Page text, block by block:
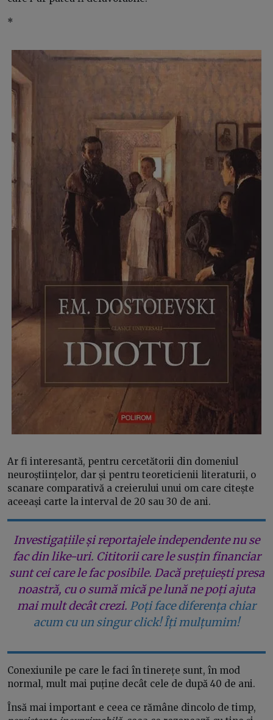
*
Ar fi interesantă, pentru cercetătorii din domeniul
neuroștiințelor, dar și pentru teoreticienii literaturii, o
scanare comparativă a creierului unui om care citește
aceeași carte la interval de 20 sau 30 de ani.
Investigațiile și reportajele independente nu se
fac din like-uri. Cititorii care le susțin financiar
sunt cei care le fac posibile. Dacă prețuiești presa
noastră, cu o sumă mică pe lună ne poți ajuta
mai mult decât crezi. Poți face diferența chiar
acum cu un singur click! Îți mulțumim!
Conexiunile pe care le faci în tinerețe sunt, în mod
normal, mult mai puține decât cele de după 40 de ani.
Însă mai important e ceea ce rămâne dincolo de timp,